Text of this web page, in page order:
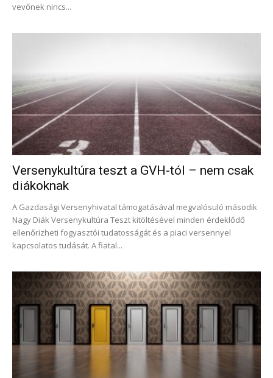
vevőnek nincs...
Versenykultúra teszt a GVH-tól – nem csak
diákoknak
A Gazdasági Versenyhivatal támogatásával megvalósuló második
Nagy Diák Versenykultúra Teszt kitöltésével minden érdeklődő
ellenőrizheti fogyasztói tudatosságát és a piaci versennyel
kapcsolatos tudását. A fiatal...